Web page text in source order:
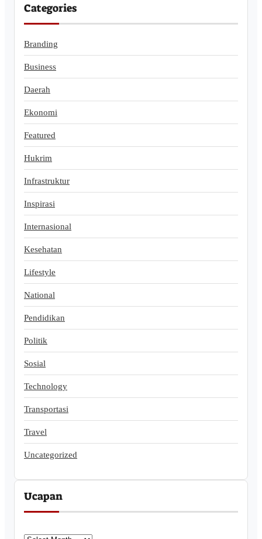
Categories
Branding
Business
Daerah
Ekonomi
Featured
Hukrim
Infrastruktur
Inspirasi
Internasional
Kesehatan
Lifestyle
National
Pendidikan
Politik
Sosial
Technology
Transportasi
Travel
Uncategorized
Ucapan
U